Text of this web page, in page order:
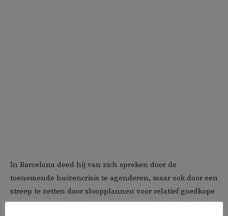
In Barcelona deed hij van zich spreken door de
toenemende huizencrisis te agenderen, maar ook door een
streep te zetten door sloopplannen voor relatief goedkope
appartementenblokken. Daarnaast nam hij een leidende